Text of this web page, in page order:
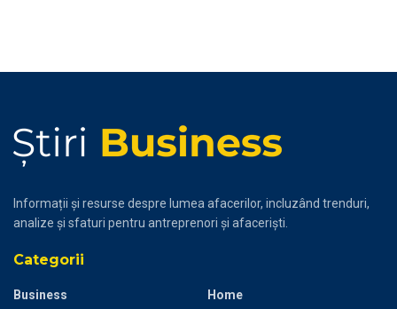
Informații și resurse despre lumea afacerilor, incluzând trenduri,
analize și sfaturi pentru antreprenori și afaceriști.
Categorii
Business
Home